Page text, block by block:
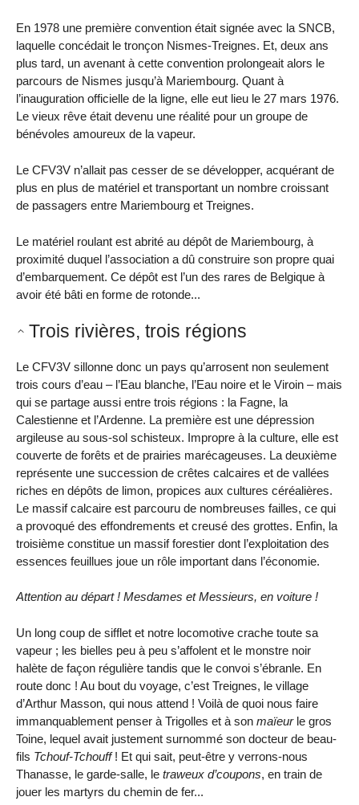
En 1978 une première convention était signée avec la SNCB,
laquelle concédait le tronçon Nismes-Treignes. Et, deux ans
plus tard, un avenant à cette convention prolongeait alors le
parcours de Nismes jusqu’à Mariembourg. Quant à
l’inauguration officielle de la ligne, elle eut lieu le 27 mars 1976.
Le vieux rêve était devenu une réalité pour un groupe de
bénévoles amoureux de la vapeur.
Le CFV3V n’allait pas cesser de se développer, acquérant de
plus en plus de matériel et transportant un nombre croissant
de passagers entre Mariembourg et Treignes.
Le matériel roulant est abrité au dépôt de Mariembourg, à
proximité duquel l’association a dû construire son propre quai
d’embarquement. Ce dépôt est l’un des rares de Belgique à
avoir été bâti en forme de rotonde...
Trois rivières, trois régions
Le CFV3V sillonne donc un pays qu’arrosent non seulement
trois cours d’eau – l’Eau blanche, l’Eau noire et le Viroin – mais
qui se partage aussi entre trois régions : la Fagne, la
Calestienne et l’Ardenne. La première est une dépression
argileuse au sous-sol schisteux. Impropre à la culture, elle est
couverte de forêts et de prairies marécageuses. La deuxième
représente une succession de crêtes calcaires et de vallées
riches en dépôts de limon, propices aux cultures céréalières.
Le massif calcaire est parcouru de nombreuses failles, ce qui
a provoqué des effondrements et creusé des grottes. Enfin, la
troisième constitue un massif forestier dont l’exploitation des
essences feuillues joue un rôle important dans l’économie.
Attention au départ ! Mesdames et Messieurs, en voiture !
Un long coup de sifflet et notre locomotive crache toute sa
vapeur ; les bielles peu à peu s’affolent et le monstre noir
halète de façon régulière tandis que le convoi s’ébranle. En
route donc ! Au bout du voyage, c’est Treignes, le village
d’Arthur Masson, qui nous attend ! Voilà de quoi nous faire
immanquablement penser à Trigolles et à son maïeurle gros
Toine, lequel avait justement surnommé son docteur de beau-
fils Tchouf-Tchouff! Et qui sait, peut-être y verrons-nous
Thanasse, le garde-salle, le traweux d’coupons, en train de
jouer les martyrs du chemin de fer...